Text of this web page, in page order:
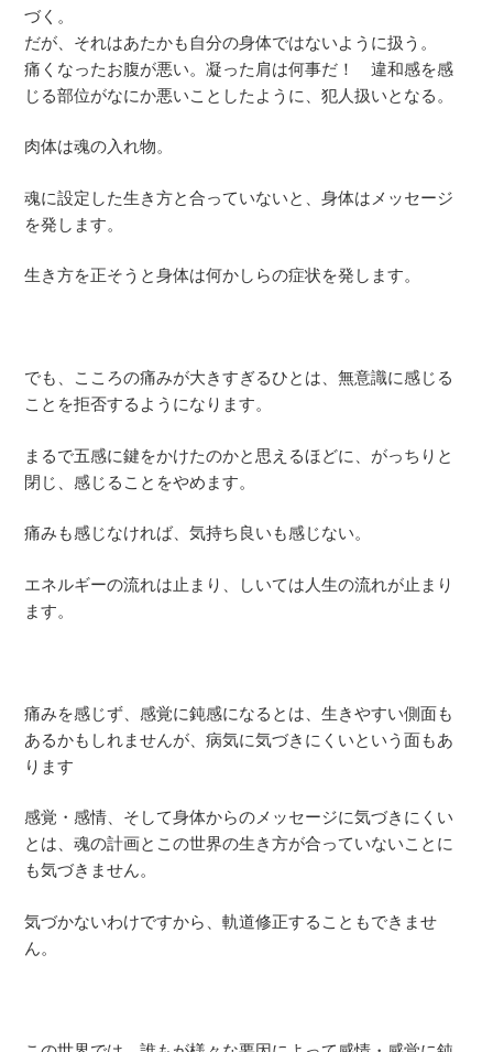
づく。
だが、それはあたかも自分の身体ではないように扱う。
痛くなったお腹が悪い。凝った肩は何事だ！ 違和感を感
じる部位がなにか悪いことしたように、犯人扱いとなる。
肉体は魂の入れ物。
魂に設定した生き方と合っていないと、身体はメッセージ
を発します。
生き方を正そうと身体は何かしらの症状を発します。
でも、こころの痛みが大きすぎるひとは、無意識に感じる
ことを拒否するようになります。
まるで五感に鍵をかけたのかと思えるほどに、がっちりと
閉じ、感じることをやめます。
痛みも感じなければ、気持ち良いも感じない。
エネルギーの流れは止まり、しいては人生の流れが止まり
ます。
痛みを感じず、感覚に鈍感になるとは、生きやすい側面も
あるかもしれませんが、病気に気づきにくいという面もあ
ります
感覚・感情、そして身体からのメッセージに気づきにくい
とは、魂の計画とこの世界の生き方が合っていないことに
も気づきません。
気づかないわけですから、軌道修正することもできませ
ん。